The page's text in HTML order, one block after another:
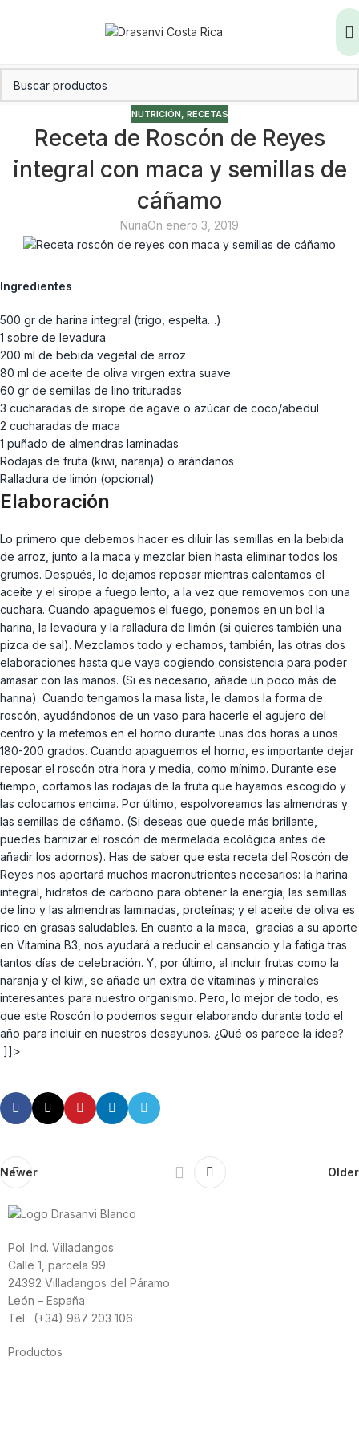
NUTRICIÓN, RECETAS
Receta de Roscón de Reyes
integral con maca y semillas de
cáñamo
NuriaOn enero 3, 2019
Ingredientes
500 gr de harina integral (trigo, espelta…)
1 sobre de levadura
200 ml de bebida vegetal de arroz
80 ml de aceite de oliva virgen extra suave
60 gr de semillas de lino trituradas
3 cucharadas de sirope de agave o azúcar de coco/abedul
2 cucharadas de maca
1 puñado de almendras laminadas
Rodajas de fruta (kiwi, naranja) o arándanos
Ralladura de limón (opcional)
Elaboración
Lo primero que debemos hacer es diluir las semillas en la bebida
de arroz, junto a la maca y mezclar bien hasta eliminar todos los
grumos. Después, lo dejamos reposar mientras calentamos el
aceite y el sirope a fuego lento, a la vez que removemos con una
cuchara. Cuando apaguemos el fuego, ponemos en un bol la
harina, la levadura y la ralladura de limón (si quieres también una
pizca de sal). Mezclamos todo y echamos, también, las otras dos
elaboraciones hasta que vaya cogiendo consistencia para poder
amasar con las manos. (Si es necesario, añade un poco más de
harina). Cuando tengamos la masa lista, le damos la forma de
roscón, ayudándonos de un vaso para hacerle el agujero del
centro y la metemos en el horno durante unas dos horas a unos
180-200 grados. Cuando apaguemos el horno, es importante dejar
reposar el roscón otra hora y media, como mínimo. Durante ese
tiempo, cortamos las rodajas de la fruta que hayamos escogido y
las colocamos encima. Por último, espolvoreamos las almendras y
las semillas de cáñamo. (Si deseas que quede más brillante,
puedes barnizar el roscón de mermelada ecológica antes de
añadir los adornos). Has de saber que esta receta del Roscón de
Reyes nos aportará muchos macronutrientes necesarios: la harina
integral, hidratos de carbono para obtener la energía; las semillas
de lino y las almendras laminadas, proteínas; y el aceite de oliva es
rico en grasas saludables. En cuanto a la maca, gracias a su aporte
en Vitamina B3, nos ayudará a reducir el cansancio y la fatiga tras
tantos días de celebración. Y, por último, al incluir frutas como la
naranja y el kiwi, se añade un extra de vitaminas y minerales
interesantes para nuestro organismo. Pero, lo mejor de todo, es
que este Roscón lo podemos seguir elaborando durante todo el
año para incluir en nuestros desayunos. ¿Qué os parece la idea?
]]>
Newer Older
Pol. Ind. Villadangos
Calle 1, parcela 99
24392 Villadangos del Páramo
León – España
Tel: (+34) 987 203 106
Productos